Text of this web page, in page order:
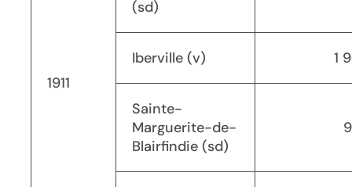
1911
(sd)
Iberville (v) 1
Sainte-
Marguerite-de-
Blairfindie (sd)